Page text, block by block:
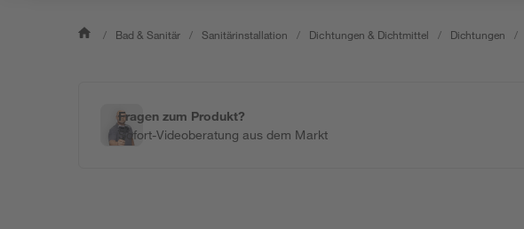
/ Bad & Sanitär / Sanitärinstallation / Dichtungen & Dichtmittel / Dichtungen /
Fragen zum Produkt?
Sofort-Videoberatung aus dem Markt